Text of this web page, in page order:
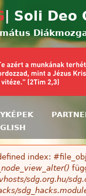
Ugrás a tartalomra
| Soli Deo
index:
sdg.org.hu/